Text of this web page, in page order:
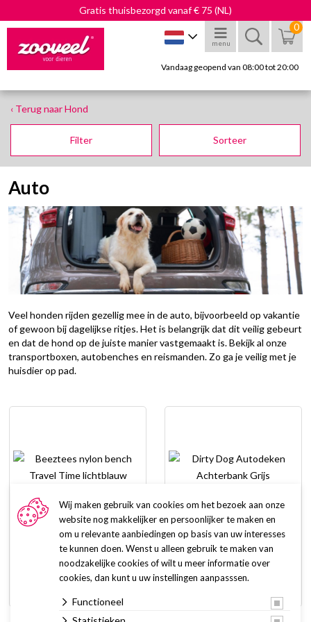
Gratis thuisbezorgd vanaf € 75 (NL)
menu
0
Vandaag geopend van 08:00 tot 20:00
‹ Terug naar Hond
Filter Sorteer
Auto
Veel honden rijden gezellig mee in de auto, bijvoorbeeld op vakantie
of gewoon bij dagelijkse ritjes. Het is belangrijk dat dit veilig gebeurt
en dat de hond op de juiste manier vastgemaakt is. Bekijk al onze
transportboxen, autobenches en reismanden. Zo ga je veilig met je
huisdier op pad.
Beeztees nylon bench
Travel Time lichtblauw
vanaf 65,94
Dirty Dog Autodeken
Achterbank Grijs
94,99
Wij maken gebruik van cookies om het bezoek aan onze
website nog makkelijker en persoonlijker te maken en
om u relevante aanbiedingen op basis van uw interesses
te kunnen doen. Wenst u alleen gebruik te maken van
noodzakelijke cookies of wilt u meer informatie over
cookies, dan kunt u uw instellingen aanpasssen.
Functioneel